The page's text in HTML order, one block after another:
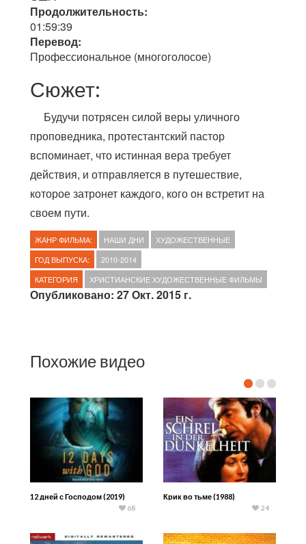
Продолжительность:
01:59:39
Перевод:
Профессиональное (многоголосое)
Сюжет:
Будучи потрясен силой веры уличного
проповедника, протестантский пастор
вспоминает, что истинная вера требует
действия, и отправляется в путешествие,
которое затронет каждого, кого он встретит на
своем пути.
ЖАНР ФИЛЬМА: НАШИ ДНИ
ХУДОЖЕСТВЕННЫЕ
ГОД ВЫПУСКА:
2010-2014
КАТЕГОРИЯ
ХРИСТИАНСКИЕ ХУДОЖЕСТВЕННЫЕ ФИЛЬМЫ
Опубликовано: 27 Окт. 2015 г.
Похожие видео
12 дней с Господом (2019)
68
Крик во тьме (1988)
24